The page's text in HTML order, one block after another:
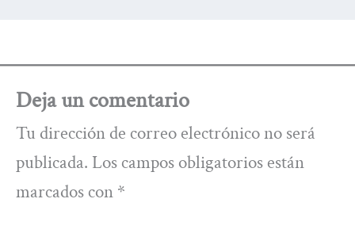
Deja un comentario
Tu dirección de correo electrónico no será
publicada. Los campos obligatorios están
marcados con *